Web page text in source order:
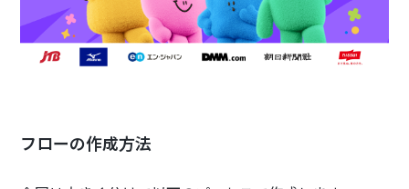
フローの作成方法